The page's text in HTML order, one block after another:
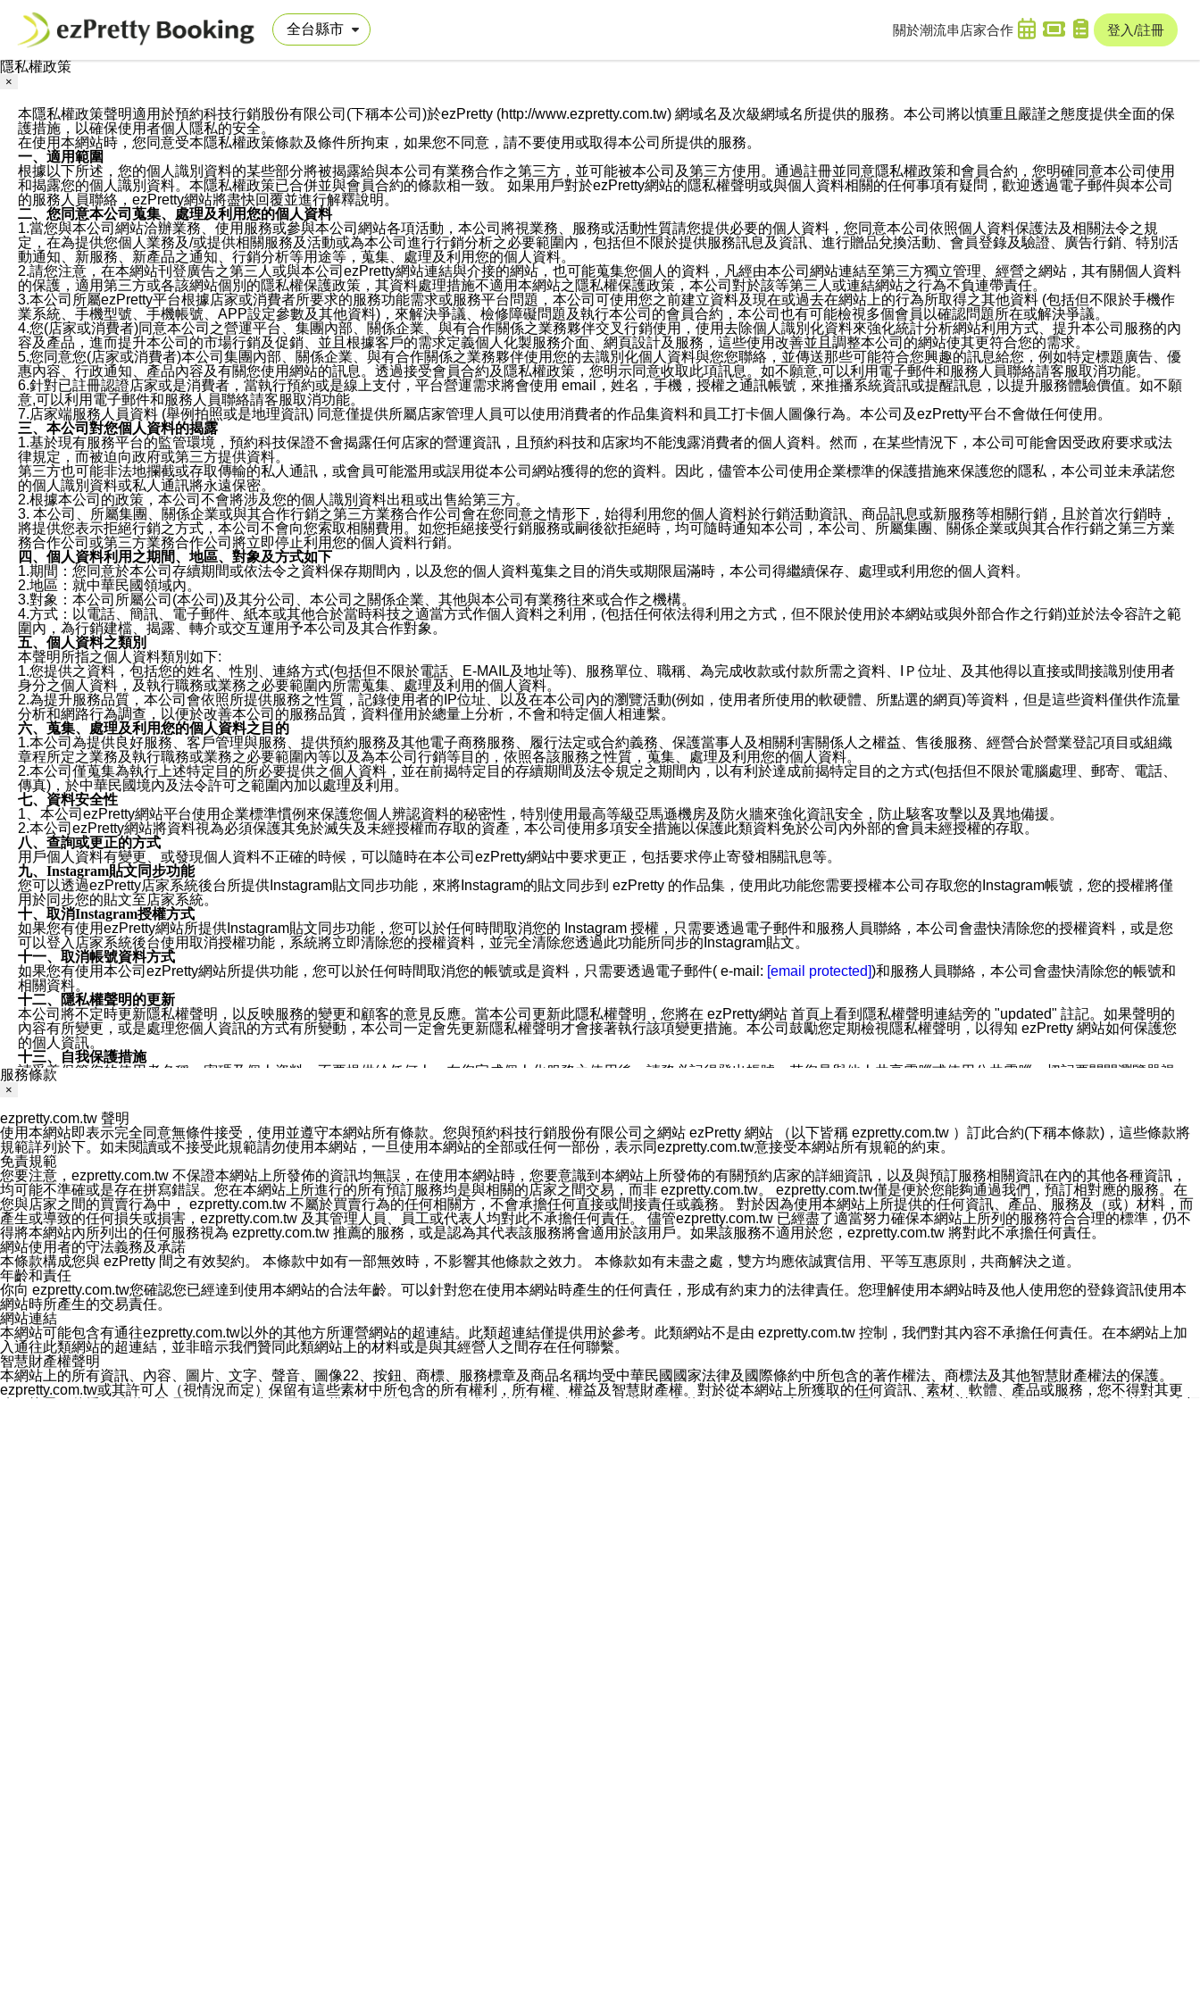
關於潮流串 店家合作 登入/註冊
隱私權政策
×
本隱私權政策聲明適用於預約科技行銷股份有限公司(下稱本公司)於ezPretty (http://www.ezpretty.com.tw) 網域名及次級網域名所提供的服務。本公司將以慎重且嚴謹之態度提供全面的保
護措施，以確保使用者個人隱私的安全。
在使用本網站時，您同意受本隱私權政策條款及條件所拘束，如果您不同意，請不要使用或取得本公司所提供的服務。
一、適用範圍
根據以下所述，您的個人識別資料的某些部分將被揭露給與本公司有業務合作之第三方，並可能被本公司及第三方使用。通過註冊並同意隱私權政策和會員合約，您明確同意本公司使用
和揭露您的個人識別資料。本隱私權政策已合併並與會員合約的條款相一致。 如果用戶對於ezPretty網站的隱私權聲明或與個人資料相關的任何事項有疑問，歡迎透過電子郵件與本公司
的服務人員聯絡，ezPretty網站將盡快回覆並進行解釋說明。
二、您同意本公司蒐集、處理及利用您的個人資料
1.當您與本公司網站洽辦業務、使用服務或參與本公司網站各項活動，本公司將視業務、服務或活動性質請您提供必要的個人資料，您同意本公司依照個人資料保護法及相關法令之規
定，在為提供您個人業務及/或提供相關服務及活動或為本公司進行行銷分析之必要範圍內，包括但不限於提供服務訊息及資訊、進行贈品兌換活動、會員登錄及驗證、廣告行銷、特別活
動通知、新服務、新產品之通知、行銷分析等用途等，蒐集、處理及利用您的個人資料。
2.請您注意，在本網站刊登廣告之第三人或與本公司ezPretty網站連結與介接的網站，也可能蒐集您個人的資料，凡經由本公司網站連結至第三方獨立管理、經營之網站，其有關個人資料
的保護，適用第三方或各該網站個別的隱私權保護政策，其資料處理措施不適用本網站之隱私權保護政策，本公司對於該等第三人或連結網站之行為不負連帶責任。
3.本公司所屬ezPretty平台根據店家或消費者所要求的服務功能需求或服務平台問題，本公司可使用您之前建立資料及現在或過去在網站上的行為所取得之其他資料 (包括但不限於手機作
業系統、手機型號、手機帳號、APP設定參數及其他資料)，來解決爭議、檢修障礙問題及執行本公司的會員合約，本公司也有可能檢視多個會員以確認問題所在或解決爭議。
4.您(店家或消費者)同意本公司之營運平台、集團內部、關係企業、與有合作關係之業務夥伴交叉行銷使用，使用去除個人識別化資料來強化統計分析網站利用方式、提升本公司服務的內
容及產品，進而提升本公司的市場行銷及促銷、並且根據客戶的需求定義個人化製服務介面、網頁設計及服務，這些使用改善並且調整本公司的網站使其更符合您的需求。
5.您同意您(店家或消費者)本公司集團內部、關係企業、與有合作關係之業務夥伴使用您的去識別化個人資料與您您聯絡，並傳送那些可能符合您興趣的訊息給您，例如特定標題廣告、優
惠內容、行政通知、產品內容及有關您使用網站的訊息。透過接受會員合約及隱私權政策，您明示同意收取此項訊息。如不願意,可以利用電子郵件和服務人員聯絡請客服取消功能。
6.針對已註冊認證店家或是消費者，當執行預約或是線上支付，平台營運需求將會使用 email，姓名，手機，授權之通訊帳號，來推播系統資訊或提醒訊息，以提升服務體驗價值。如不願
意,可以利用電子郵件和服務人員聯絡請客服取消功能。
7.店家端服務人員資料 (舉例拍照或是地理資訊) 同意僅提供所屬店家管理人員可以使用消費者的作品集資料和員工打卡個人圖像行為。本公司及ezPretty平台不會做任何使用。
三、本公司對您個人資料的揭露
1.基於現有服務平台的監管環境，預約科技保證不會揭露任何店家的營運資訊，且預約科技和店家均不能洩露消費者的個人資料。然而，在某些情況下，本公司可能會因受政府要求或法
律規定，而被迫向政府或第三方提供資料。
第三方也可能非法地攔截或存取傳輸的私人通訊，或會員可能濫用或誤用從本公司網站獲得的您的資料。因此，儘管本公司使用企業標準的保護措施來保護您的隱私，本公司並未承諾您
的個人識別資料或私人通訊將永遠保密。
2.根據本公司的政策，本公司不會將涉及您的個人識別資料出租或出售給第三方。
3. 本公司、所屬集團、關係企業或與其合作行銷之第三方業務合作公司會在您同意之情形下，始得利用您的個人資料於行銷活動資訊、商品訊息或新服務等相關行銷，且於首次行銷時，
將提供您表示拒絕行銷之方式，本公司不會向您索取相關費用。如您拒絕接受行銷服務或嗣後欲拒絕時，均可隨時通知本公司，本公司、所屬集團、關係企業或與其合作行銷之第三方業
務合作公司或第三方業務合作公司將立即停止利用您的個人資料行銷。
四、個人資料利用之期間、地區、對象及方式如下
1.期間：您同意於本公司存續期間或依法令之資料保存期間內，以及您的個人資料蒐集之目的消失或期限屆滿時，本公司得繼續保存、處理或利用您的個人資料。
2.地區：就中華民國領域內。
3.對象：本公司所屬公司(本公司)及其分公司、本公司之關係企業、其他與本公司有業務往來或合作之機構。
4.方式：以電話、簡訊、電子郵件、紙本或其他合於當時科技之適當方式作個人資料之利用，(包括任何依法得利用之方式，但不限於使用於本網站或與外部合作之行銷)並於法令容許之範
圍內，為行銷建檔、揭露、轉介或交互運用予本公司及其合作對象。
五、個人資料之類別
本聲明所指之個人資料類別如下:
1.您提供之資料，包括您的姓名、性別、連絡方式(包括但不限於電話、E-MAIL及地址等)、服務單位、職稱、為完成收款或付款所需之資料、IＰ位址、及其他得以直接或間接識別使用者
身分之個人資料，及執行職務或業務之必要範圍內所需蒐集、處理及利用的個人資料。
2.為提升服務品質，本公司會依照所提供服務之性質，記錄使用者的IP位址、以及在本公司內的瀏覽活動(例如，使用者所使用的軟硬體、所點選的網頁)等資料，但是這些資料僅供作流量
分析和網路行為調查，以便於改善本公司的服務品質，資料僅用於總量上分析，不會和特定個人相連繫。
六、蒐集、處理及利用您的個人資料之目的
1.本公司為提供良好服務、客戶管理與服務、提供預約服務及其他電子商務服務、履行法定或合約義務、保護當事人及相關利害關係人之權益、售後服務、經營合於營業登記項目或組織
章程所定之業務及執行職務或業務之必要範圍內等以及為本公司行銷等目的，依照各該服務之性質，蒐集、處理及利用您的個人資料。
2.本公司僅蒐集為執行上述特定目的所必要提供之個人資料，並在前揭特定目的存續期間及法令規定之期間內，以有利於達成前揭特定目的之方式(包括但不限於電腦處理、郵寄、電話、
傳真)，於中華民國境內及法令許可之範圍內加以處理及利用。
七、資料安全性
1、本公司ezPretty網站平台使用企業標準慣例來保護您個人辨認資料的秘密性，特別使用最高等級亞馬遜機房及防火牆來強化資訊安全，防止駭客攻擊以及異地備援。
2.本公司ezPretty網站將資料視為必須保護其免於滅失及未經授權而存取的資產，本公司使用多項安全措施以保護此類資料免於公司內外部的會員未經授權的存取。
八、查詢或更正的方式
用戶個人資料有變更、或發現個人資料不正確的時候，可以隨時在本公司ezPretty網站中要求更正，包括要求停止寄發相關訊息等。
九、Instagram貼文同步功能
您可以透過ezPretty店家系統後台所提供Instagram貼文同步功能，來將Instagram的貼文同步到 ezPretty 的作品集，使用此功能您需要授權本公司存取您的Instagram帳號，您的授權將僅
用於同步您的貼文至店家系統。
十、取消Instagram授權方式
如果您有使用ezPretty網站所提供Instagram貼文同步功能，您可以於任何時間取消您的 Instagram 授權，只需要透過電子郵件和服務人員聯絡，本公司會盡快清除您的授權資料，或是您
可以登入店家系統後台使用取消授權功能，系統將立即清除您的授權資料，並完全清除您透過此功能所同步的Instagram貼文。
十一、取消帳號資料方式
如果您有使用本公司ezPretty網站所提供功能，您可以於任何時間取消您的帳號或是資料，只需要透過電子郵件( e-mail: [email protected])和服務人員聯絡，本公司會盡快清除您的帳號和
相關資料。
十二、隱私權聲明的更新
本公司將不定時更新隱私權聲明，以反映服務的變更和顧客的意見反應。當本公司更新此隱私權聲明，您將在 ezPretty網站 首頁上看到隱私權聲明連結旁的 "updated" 註記。如果聲明的
內容有所變更，或是處理您個人資訊的方式有所變動，本公司一定會先更新隱私權聲明才會接著執行該項變更措施。本公司鼓勵您定期檢視隱私權聲明，以得知 ezPretty 網站如何保護您
的個人資訊。
十三、自我保護措施
請妥善保管您的使用者名稱、密碼及個人資料，不要提供給任何人。在您完成個人化服務之使用後，請務必記得登出帳號。若您是與他人共享電腦或使用公共電腦，切記要關閉瀏覽器視
窗，以防止他人讀取您的個人資料、信件或進入所機關管理區。
您同意本公司網站，透過您所提供的郵件地址與您取得聯絡並傳送或宣傳本網站各項服務之資料或電子郵件供您參考。您能依照該資料或電子郵件所指示之方法、說明或功能連結，隨時
停止接收這些資料或電子郵件。
十五、訊息通知
本公司/本服務將以通知型訊息傳送重要訊息給您。即使未加入本公司/本服務好友，您仍可接收到通知型訊息。
本公司/本服務傳送之通知型訊息以對您有效且重要的訊息為限，以廣告或其他目的的訊息皆不會被傳送。滿足以下三個條件者，將可收到通知型訊息。
1.LINE 帳號設定的電話號碼與本公司/本服務所傳來的電話號碼比對相符。
2.該 LINE 帳號已在 LINE APP 設定中，同意接收通知型訊息。
3.LINE 帳號未封鎖傳送訊息之 LINE 官方帳號。
欲變更通知型訊息的設定，操作如下：
1.點選「主頁」＞「設定」
2.點選「隱私設定」
3.點選「提供使用資料」
4.點選「LINE通知型訊息」
5.開關「接收LINE通知型訊息」
❗️關閉「接收通知型訊息」後，將不會接收到來自任何企業官方帳號或認證官方帳號的通知型訊息。
服務條款
×
ezpretty.com.tw 聲明
使用本網站即表示完全同意無條件接受，使用並遵守本網站所有條款。您與預約科技行銷股份有限公司之網站 ezPretty 網站 （以下皆稱 ezpretty.com.tw ）訂此合約(下稱本條款)，這些條款將
規範詳列於下。如未閱讀或不接受此規範請勿使用本網站，一旦使用本網站的全部或任何一部份，表示同ezpretty.com.tw意接受本網站所有規範的約束。
免責規範
您要注意，ezpretty.com.tw 不保證本網站上所發佈的資訊均無誤，在使用本網站時，您要意識到本網站上所發佈的有關預約店家的詳細資訊，以及與預訂服務相關資訊在內的其他各種資訊，
均可能不準確或是存在拼寫錯誤。您在本網站上所進行的所有預訂服務均是與相關的店家之間交易，而非 ezpretty.com.tw。 ezpretty.com.tw僅是便於您能夠通過我們，預訂相對應的服務。在
您與店家之間的買賣行為中， ezpretty.com.tw 不屬於買賣行為的任何相關方，不會承擔任何直接或間接責任或義務。 對於因為使用本網站上所提供的任何資訊、產品、服務及（或）材料，而
產生或導致的任何損失或損害，ezpretty.com.tw 及其管理人員、員工或代表人均對此不承擔任何責任。 儘管ezpretty.com.tw 已經盡了適當努力確保本網站上所列的服務符合合理的標準，仍不
得將本網站內所列出的任何服務視為 ezpretty.com.tw 推薦的服務，或是認為其代表該服務將會適用於該用戶。如果該服務不適用於您，ezpretty.com.tw 將對此不承擔任何責任。
網站使用者的守法義務及承諾
本條款構成您與 ezPretty 間之有效契約。 本條款中如有一部無效時，不影響其他條款之效力。 本條款如有未盡之處，雙方均應依誠實信用、平等互惠原則，共商解決之道。
年齡和責任
你向 ezpretty.com.tw您確認您已經達到使用本網站的合法年齡。可以針對您在使用本網站時產生的任何責任，形成有約束力的法律責任。您理解使用本網站時及他人使用您的登錄資訊使用本
網站時所產生的交易責任。
網站連結
本網站可能包含有通往ezpretty.com.tw以外的其他方所運營網站的超連結。此類超連結僅提供用於參考。此類網站不是由 ezpretty.com.tw 控制，我們對其內容不承擔任何責任。在本網站上加
入通往此類網站的超連結，並非暗示我們贊同此類網站上的材料或是與其經營人之間存在任何聯繫。
智慧財產權聲明
本網站上的所有資訊、內容、圖片、文字、聲音、圖像22、按鈕、商標、服務標章及商品名稱均受中華民國國家法律及國際條約中所包含的著作權法、商標法及其他智慧財產權法的保護。
ezpretty.com.tw或其許可人（視情況而定）保留有這些素材中所包含的所有權利，所有權、權益及智慧財產權。對於從本網站上所獲取的任何資訊、素材、軟體、產品或服務，您不得對其更